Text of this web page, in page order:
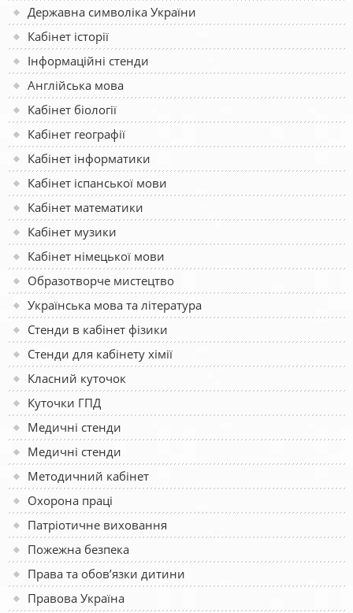
Державна символіка України
Кабінет історії
Інформаційні стенди
Англійська мова
Кабінет біології
Кабінет географії
Кабінет інформатики
Кабінет іспанської мови
Кабінет математики
Кабінет музики
Кабінет німецької мови
Образотворче мистецтво
Українська мова та література
Стенди в кабінет фізики
Стенди для кабінету хімії
Класний куточок
Куточки ГПД
Медичні стенди
Медичні стенди
Методичний кабінет
Охорона праці
Патріотичне виховання
Пожежна безпека
Права та обов’язки дитини
Правова Україна